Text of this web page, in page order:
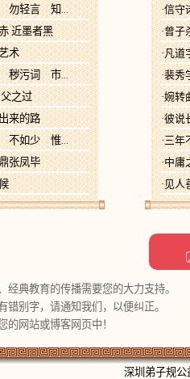
勿轻言 知...
近墨者黑
术
秽污词 市...
之过
来的路
不如少 惟...
张凤毕
·信守
·曾子
·凡
·裴秀
·婉转
·彼
·三年
·中庸
·见
经典教育的传播需要您的大力支持。
错别字，请通知我们，以便纠正。
的网站或博客网页中！
深圳弟子规